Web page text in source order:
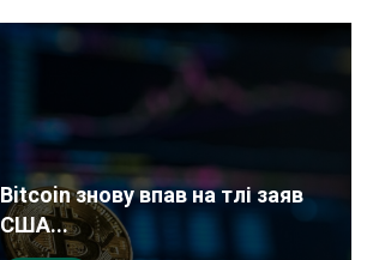
Bitcoin знову впав на тлі заяв
США...